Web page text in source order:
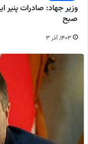
وزیر جهاد: صادرات
صبح
۱۴۰۳, آذر ۳